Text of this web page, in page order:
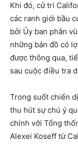
Khi đó, cử tri
các ranh giới bầu
bởi Ủy ban phân
những bản đồ có
được thông qua,
sau cuộc điều tra
Trong suốt chiến
thu hút sự chú ý
chính với Tổng
Alexei Koseff từ